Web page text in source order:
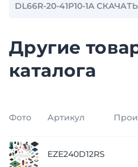
DL66R-20-41P10-1A
Другие
каталога
Фото Артикул
EZE240D12RS